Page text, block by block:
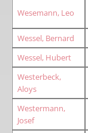
Wesemann, Leo
Wessel, Bernard
Wessel, Hubert
Westerbeck,
Aloys
Westermann,
Josef